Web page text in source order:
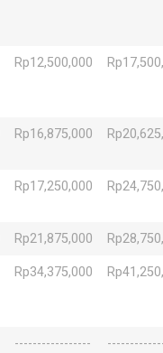
Rp12,500,000
Rp16,875,000
Rp17,250,000
Rp21,875,000
Rp34,375,000
-----------------